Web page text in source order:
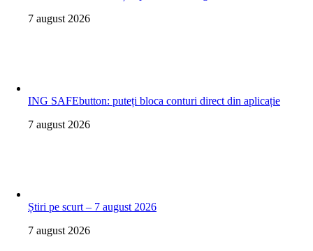
7 august 2026
ING SAFEbutton: puteți bloca conturi direct din aplicație
7 august 2026
Știri pe scurt – 7 august 2026
7 august 2026